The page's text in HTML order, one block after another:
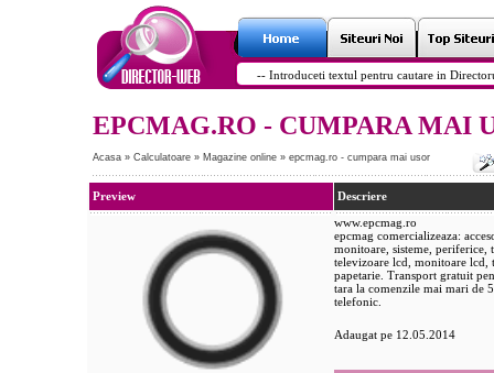
EPCMAG.RO - CUMPARA MAI
Acasa » Calculatoare » Magazine online » epcmag.ro - cumpara mai usor
Preview
Descriere
www.epcmag.ro
epcmag comercializeaza:
monitoare, sisteme, periferice,
televizoare lcd, monitoare lcd,
papetarie. Transport gratuit
tara la comenzile mai mari de
telefonic.
Adaugat pe 12.05.2014